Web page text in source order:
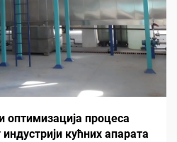
оптимизација процеса
кућних апарата